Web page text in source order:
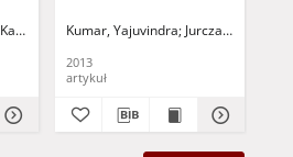
Kamiński, Marcin Jurczak, Paweł - red.
method
Kumar, Yajuvindra Jurczak, Paweł -
2013
artykuł